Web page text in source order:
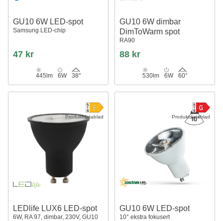
GU10 6W LED-spot
Samsung LED-chip
47 kr
445lm 6W 38°
GU10 6W dimbar
DimToWarm spot
RA90
88 kr
530lm 6W 60°
Produktdatablad
LEDlife LUX6 LED-spot
6W, RA 97, dimbar, 230V, GU10
Produktdatablad
GU10 6W LED-spot
10° ekstra fokusert